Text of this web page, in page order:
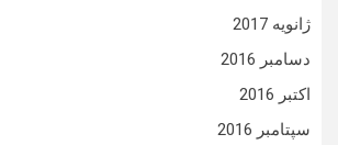
ژانویه 2017
دسامبر 2016
اکتبر 2016
سپتامبر 2016